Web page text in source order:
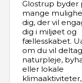
Glostrup byder
mange
dig, der vil
dig i miljøet og
fællesskabet.
om du vil
naturpleje,
eller lokale